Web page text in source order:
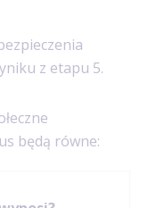
z etapu 5.
będą równe: